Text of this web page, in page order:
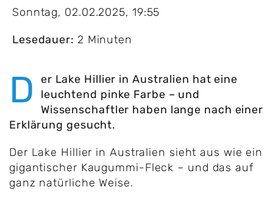
Sonntag, 02.02.2025, 19:55
Lesedauer: 2 Minuten
D
er Lake Hillier in Australien hat eine
leuchtend pinke Farbe – und
Wissenschaftler haben lange nach einer
Erklärung gesucht.
Der Lake Hillier in Australien sieht aus wie ein
gigantischer Kaugummi-Fleck – und das auf
ganz natürliche Weise.